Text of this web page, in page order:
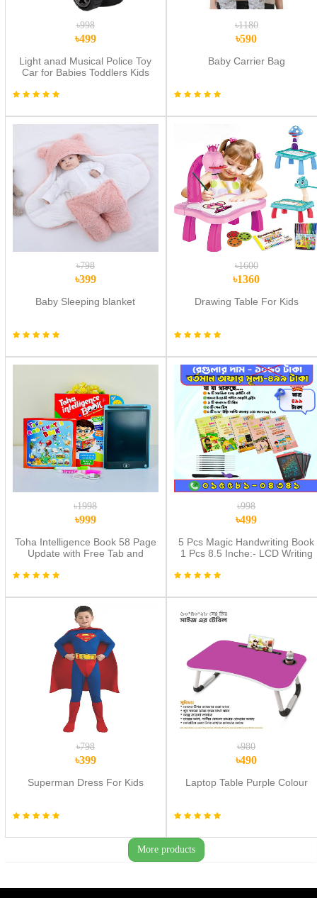
৳998
৳499
Light anad Musical Police Toy
Car for Babies Toddlers Kids
৳1180
৳590
Baby Carrier Bag
৳798
৳399
Baby Sleeping blanket
৳1600
৳1360
Drawing Table For Kids
৳1998
৳999
Toha Intelligence Book 58 Page
Update with Free Tab and
৳998
৳499
5 Pcs Magic Handwriting Book
1 Pcs 8.5 Inche:- LCD Writing
৳798
৳399
Superman Dress For Kids
৳980
৳490
Laptop Table Purple Colour
More products